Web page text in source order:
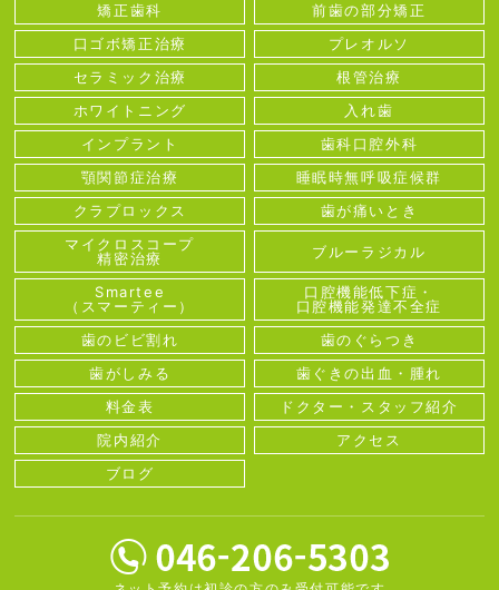
矯正歯科
前歯の部分矯正
口ゴボ矯正治療
プレオルソ
セラミック治療
根管治療
ホワイトニング
入れ歯
インプラント
歯科口腔外科
顎関節症治療
睡眠時無呼吸症候群
クラプロックス
歯が痛いとき
マイクロスコープ
精密治療
ブルーラジカル
Smartee
（スマーティー）
口腔機能低下症・
口腔機能発達不全症
歯のビビ割れ
歯のぐらつき
歯がしみる
歯ぐきの出血・腫れ
料金表
ドクター・スタッフ紹介
院内紹介
アクセス
ブログ